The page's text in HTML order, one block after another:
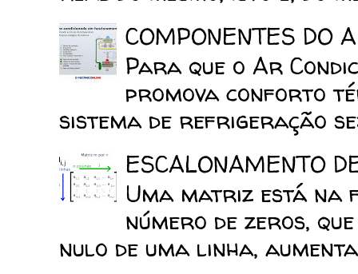
COMPONENTES DO
Para que o Ar
promova conforto
sistema de refrigeração
ESCALONAMENTO
Uma matriz está na
número de zeros,
nulo de uma linha,